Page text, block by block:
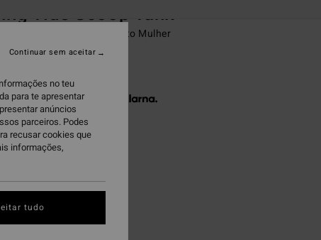
Tide Scoop Tank
de cima de biquíni Top Preto Mulher
x € 15,32 sem juros com a
Bell
no teu
para te apresentar
anúncios
parceiros. Podes
recusar cookies que
informações,
Continuar sem aceitar
tudo